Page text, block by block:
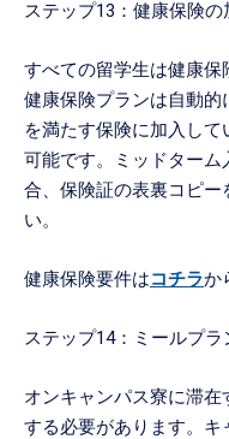
ステップ13：健康保険
すべての留学生は健康
健康保険プランは自動的
を満たす保険に加入して
可能です。ミッドター
合、保険証の表裏コピー
い。
健康保険要件はコチラか
ステップ14：ミールプラ
オンキャンパス寮に滞
する必要があります。